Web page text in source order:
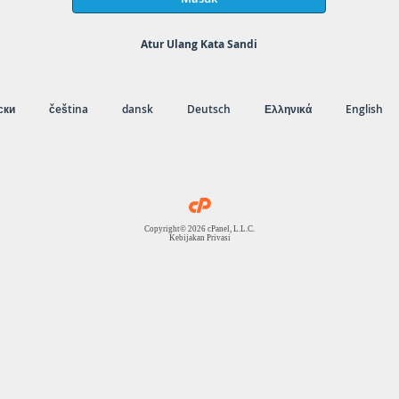
Atur Ulang Kata Sandi
čeština dansk Deutsch Ελληνικά English
Copyright© 2026 cPanel, L.L.C.
Kebijakan Privasi